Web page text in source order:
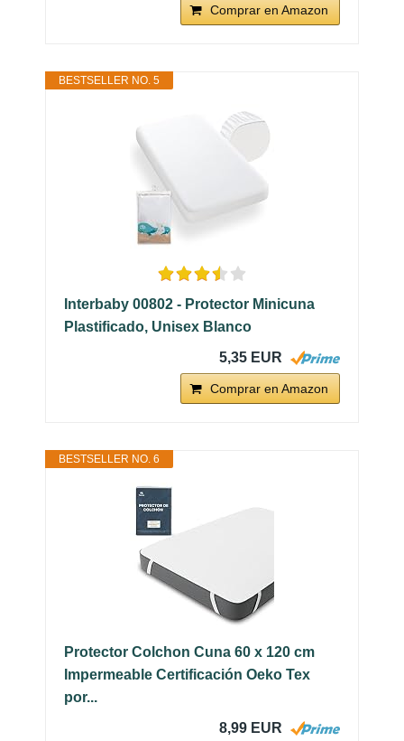
Comprar en Amazon
BESTSELLER NO. 5
Interbaby 00802 - Protector Minicuna
Plastificado, Unisex Blanco
5,35 EUR
Comprar en Amazon
BESTSELLER NO. 6
Protector Colchon Cuna 60 x 120 cm
Impermeable Certificación Oeko Tex
por...
8,99 EUR